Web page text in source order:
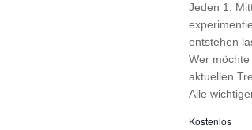
Jeden 1.
entstehen
Wer
aktuellen
Alle
Kostenlos